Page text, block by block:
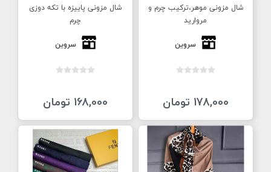
شال مزونی موهر،ترکیب چرم و
مروارید
سروین
178,000 تومان
شال مزونی پاییزه با تکه دوزی
چرم
سروین
168,000 تومان